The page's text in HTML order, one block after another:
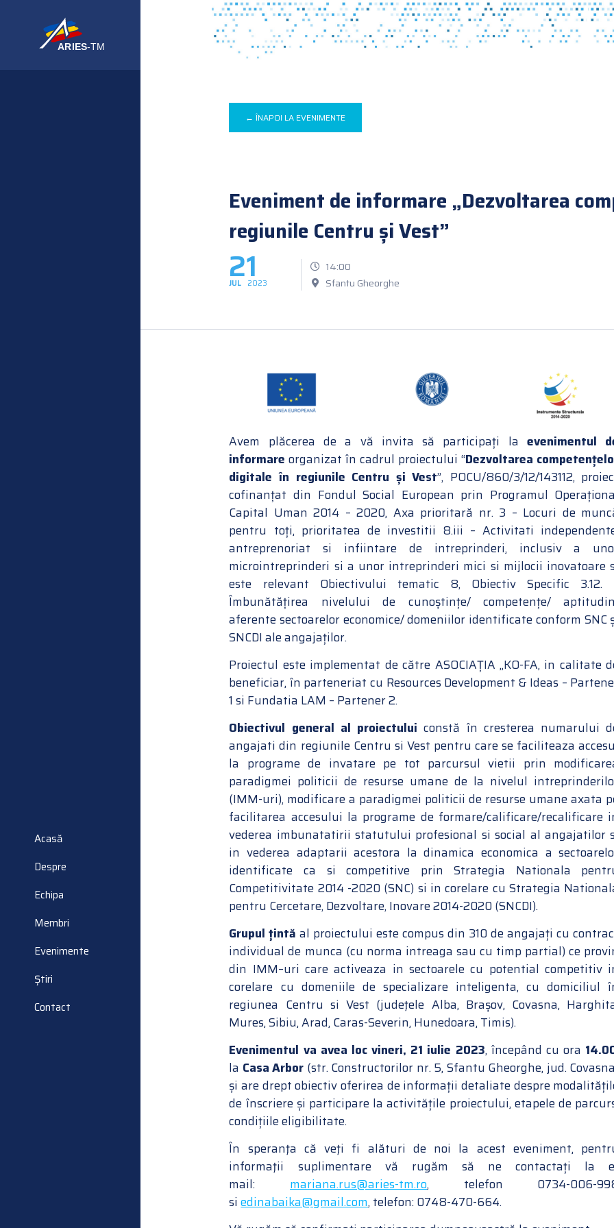
Acasă
Despre
Echipa
Membri
Evenimente
Știri
Contact
← ÎNAPOI LA EVENIMENTE
Eveniment de informare „Dezvoltarea
regiunile Centru și Vest”
21
JUL 2023
14:00
Sfantu Gheorghe
Avem plăcerea de a vă invita să participați la evenimentul
informare organizat în cadrul proiectului “Dezvoltarea
digitale în regiunile Centru și Vest”, POCU/860/3/12/143112,
cofinanțat din Fondul Social European prin Programul
Capital Uman 2014 – 2020, Axa prioritară nr. 3 – Locuri de
pentru toți, prioritatea de investitii 8.iii – Activitati
antreprenoriat si infiintare de intreprinderi, inclusiv a
microintreprinderi si a unor intreprinderi mici si mijlocii inovatoare
este relevant Obiectivului tematic 8, Obiectiv Specific 3.12.
Îmbunătățirea nivelului de cunoștințe/ competențe/
aferente sectoarelor economice/ domeniilor identificate conform SNC
SNCDI ale angajaților.
Proiectul este implementat de către ASOCIAȚIA „KO-FA, in calitate
beneficiar, în parteneriat cu Resources Development & Ideas –
1 si Fundatia LAM – Partener 2.
Obiectivul general al proiectului constă în cresterea numarului
angajati din regiunile Centru si Vest pentru care se faciliteaza
la programe de invatare pe tot parcursul vietii prin
paradigmei politicii de resurse umane de la nivelul
(IMM-uri), modificare a paradigmei politicii de resurse umane axata
facilitarea accesului la programe de formare/calificare/recalificare
vederea imbunatatirii statutului profesional si social al angajatilor
in vederea adaptarii acestora la dinamica economica a
identificate ca si competitive prin Strategia Nationala
Competitivitate 2014 -2020 (SNC) si in corelare cu Strategia
pentru Cercetare, Dezvoltare, Inovare 2014-2020 (SNCDI).
Grupul țintă al proiectului este compus din 310 de angajați cu
individual de munca (cu norma intreaga sau cu timp partial) ce
din IMM–uri care activeaza in sectoarele cu potential competitiv
corelare cu domeniile de specializare inteligenta, cu domiciliul
regiunea Centru si Vest (judeţele Alba, Brașov, Covasna,
Mures, Sibiu, Arad, Caras-Severin, Hunedoara, Timis).
Evenimentul va avea loc vineri, 21 iulie 2023, începând cu ora
la Casa Arbor (str. Constructorilor nr. 5, Sfantu Gheorghe, jud.
și are drept obiectiv oferirea de informații detaliate despre
de înscriere și participare la activitățile proiectului, etapele de
condițiile eligibilitate.
În speranţa că veţi fi alături de noi la acest eveniment,
informaţii suplimentare vă rugăm să ne contactați la
mail: mariana.rus@aries-tm.ro, telefon 0734-006-
siedinabaika@gmail.com, telefon: 0748-470-664.